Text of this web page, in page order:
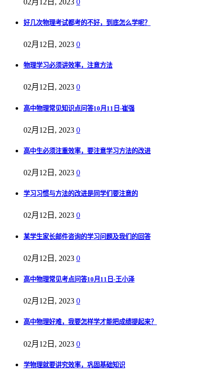
好几次物理考试都考的不好，到底怎么学呢？
02月12日, 2023 0
物理学习必须讲效率，注意方法
02月12日, 2023 0
高中物理常见知识点问答10月11日-崔强
02月12日, 2023 0
高中生必须注重效率，要注意学习方法的改进
02月12日, 2023 0
学习习惯与方法的改进是同学们要注意的
02月12日, 2023 0
某学生家长邮件咨询的学习问题及我们的回答
02月12日, 2023 0
高中物理常见考点问答10月11日-王小泽
02月12日, 2023 0
高中物理好难，我要怎样学才能把成绩提起来？
02月12日, 2023 0
学物理就要讲究效率，巩固基础知识